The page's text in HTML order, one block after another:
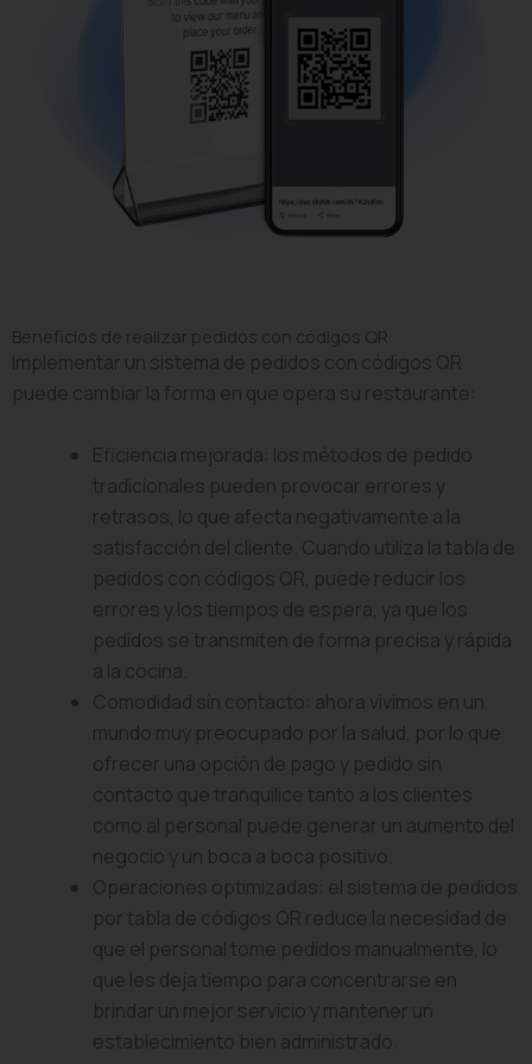
Beneficios de realizar pedidos con códigos QR
Implementar un sistema de pedidos con códigos QR
puede cambiar la forma en que opera su restaurante:
Eficiencia mejorada: los métodos de pedido
tradicionales pueden provocar errores y
retrasos, lo que afecta negativamente a la
satisfacción del cliente. Cuando utiliza la tabla de
pedidos con códigos QR, puede reducir los
errores y los tiempos de espera, ya que los
pedidos se transmiten de forma precisa y rápida
a la cocina.
Comodidad sin contacto: ahora vivimos en un
mundo muy preocupado por la salud, por lo que
ofrecer una opción de pago y pedido sin
contacto que tranquilice tanto a los clientes
como al personal puede generar un aumento del
negocio y un boca a boca positivo.
Operaciones optimizadas: el sistema de pedidos
por tabla de códigos QR reduce la necesidad de
que el personal tome pedidos manualmente, lo
que les deja tiempo para concentrarse en
brindar un mejor servicio y mantener un
establecimiento bien administrado.